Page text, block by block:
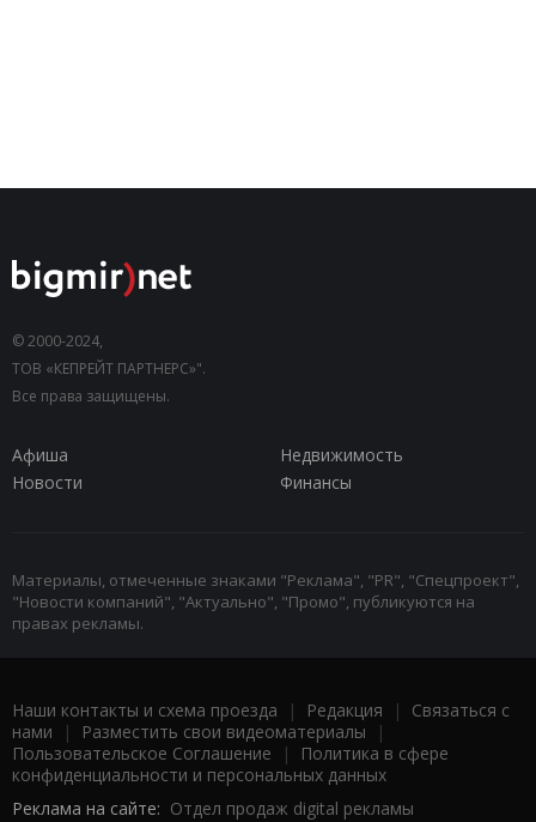
© 2000-2024,
ТОВ «КЕПРЕЙТ ПАРТНЕРС»".
Все права защищены.
Афиша
Недвижимость
Новости
Финансы
Материалы, отмеченные знаками "Реклама", "PR", "Спецпроект",
"Новости компаний", "Актуально", "Промо", публикуются на
правах рекламы.
Наши контакты и схема проезда | Редакция | Связаться с
нами | Разместить свои видеоматериалы |
Пользовательское Соглашение |
Политика в сфере
конфиденциальности и персональных данных
Реклама на сайте: Отдел продаж digital рекламы